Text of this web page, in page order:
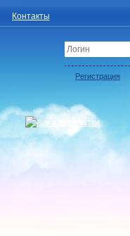
Контакты
Регистрация